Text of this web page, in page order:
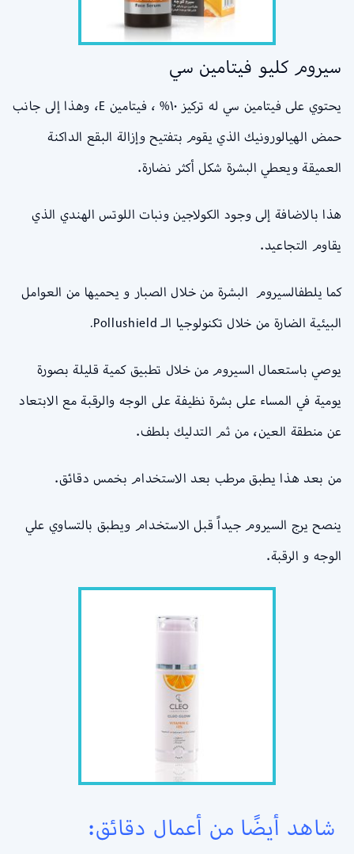
سيروم كليو فيتامين سي
يحتوي على فيتامين سي له تركيز ١٠% ، فيتامين E، وهذا إلى جانب
حمض الهيالورونيك الذي يقوم بتفتيح وإزالة البقع الداكنة
العميقة ويعطي البشرة شكل أكثر نضارة.
هذا بالاضافة إلى وجود الكولاجين ونبات اللوتس الهندي الذي
يقاوم التجاعيد.
كما يلطفالسيروم البشرة من خلال الصبار و يحميها من العوامل
البيئية الضارة من خلال تكنولوجيا الـ Pollushield.
يوصي باستعمال السيروم من خلال تطبيقكمية قليلة بصورة
يومية في المساء على بشرة نظيفة على الوجه والرقبة مع الابتعاد
عن منطقة العين، من ثم التدليك بلطف.
من بعد هذا يطبق مرطب بعد الاستخدام بخمس دقائق.
ينصح يرج السيروم جيداً قبل الاستخدام ويطبق بالتساوي علي
الوجه و الرقبة.
شاهد أيضًا من أعمال دقائق: